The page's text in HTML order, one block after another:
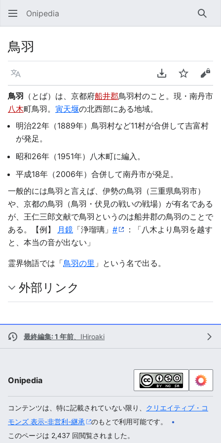
Onipedia 検索
鳥羽
言語 PDFをダウンロ
ウォッチソ
鳥羽 （とば）は、京都府船井郡鳥羽村のこと。現・南丹市
八木町鳥羽。 寅天堰の北西部にある地域。
明治22年（1889年）鳥羽村など11村が合併して吉富村
が発足。
昭和26年（1951年）八木町に編入。
平成18年（2006年）合併して南丹市が発足。
一般的には鳥羽と言えば、伊勢の鳥羽（三重県鳥羽市）
や、京都の鳥羽（鳥羽・伏見の戦いの戦場）が有名である
が、王仁三郎文献で鳥羽というのは船井郡の鳥羽のことで
ある。【例】
月鏡 「浄瑠璃」 #
：「八木より鳥羽を越す
と、本当の音が出ない」
霊界物語では「鳥羽の里 」という名で出る。
外部リンク
最終編集: 1 年前 IHiroaki
Onipedia
コンテンツは、特に記載されていない限り、 クリエイティブ・コ
モンズ 表示-非営利-継承
のもとで利用可能です。
このページは 2,437 回閲覧されました。